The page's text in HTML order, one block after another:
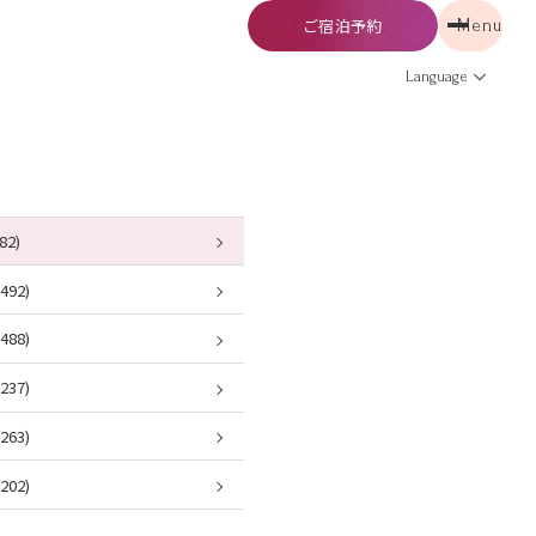
ご宿泊予約 Menu
Language